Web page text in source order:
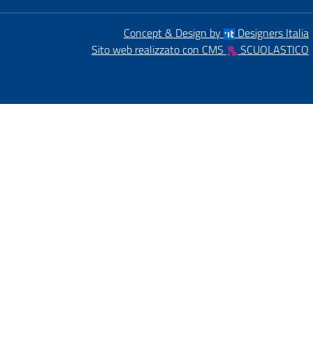
Concept & Design by
Designers Italia
Sito web realizzato con CMS
SCUOLASTICO